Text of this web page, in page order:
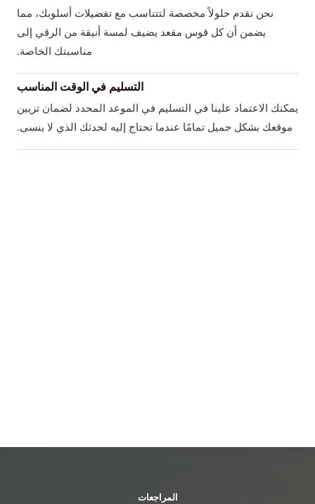
نحن نقدم حلولاً مخصصة لتتناسب مع تفضيلات أسلوبك، مما
يضمن أن كل قوس مقعد يضيف لمسة أنيقة من الرقي إلى
مناسبتك الخاصة.
التسليم في الوقت المناسب
يمكنك الاعتماد علينا في التسليم في الموعد المحدد لضمان تزيين
موقعك بشكل جميل تمامًا عندما تحتاج إليه لحدثك الذي لا ينسى.
المراجعات